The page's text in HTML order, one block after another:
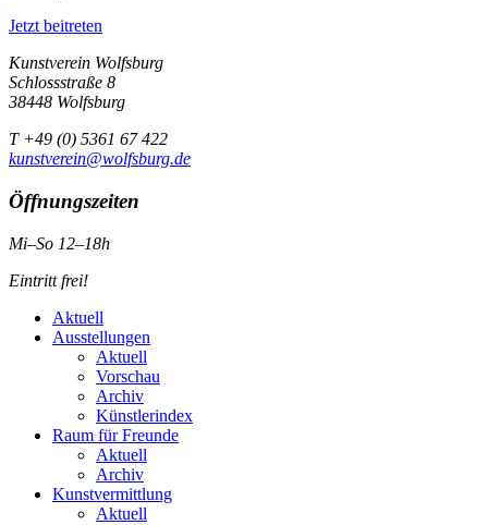
Jetzt beitreten
Kunstverein Wolfsburg
Schlossstraße 8
38448 Wolfsburg
T +49 (0) 5361 67 422
kunstverein@wolfsburg.de
Öffnungszeiten
Mi–So 12–18h
Eintritt frei!
Aktuell
Ausstellungen
Aktuell
Vorschau
Archiv
Künstlerindex
Raum für Freunde
Aktuell
Archiv
Kunstvermittlung
Aktuell